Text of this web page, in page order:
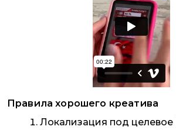
Правила хорошего креатива
Локализация под целевое